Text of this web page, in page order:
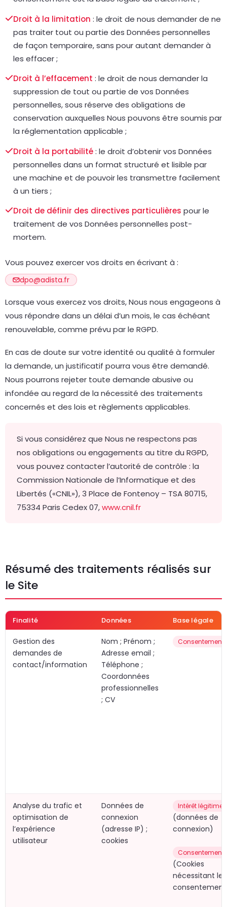
Droit à la limitation : le droit de nous demander de ne
pas traiter tout ou partie des Données personnelles
de façon temporaire, sans pour autant demander à
les effacer ;
Droit à l’effacement : le droit de nous demander la
suppression de tout ou partie de vos Données
personnelles, sous réserve des obligations de
conservation auxquelles Nous pouvons être soumis par
la réglementation applicable ;
Droit à la portabilité: le droit d’obtenir vos Données
personnelles dans un format structuré et lisible par
une machine et de pouvoir les transmettre facilement
à un tiers ;
Droit de définir des directives particulières pour le
traitement de vos Données personnelles post-
mortem.
Vous pouvez exercer vos droits en écrivant à :
dpo@adista.fr
Lorsque vous exercez vos droits, Nous nous engageons à
vous répondre dans un délai d’un mois, le cas échéant
renouvelable, comme prévu par le RGPD.
En cas de doute sur votre identité ou qualité à formuler
la demande, un justificatif pourra vous être demandé.
Nous pourrons rejeter toute demande abusive ou
infondée au regard de la nécessité des traitements
concernés et des lois et règlements applicables.
Si vous considérez que Nous ne respectons pas
nos obligations ou engagements au titre du RGPD,
vous pouvez contacter l’autorité de contrôle : la
Commission Nationale de l’Informatique et des
Libertés («CNIL»), 3 Place de Fontenoy – TSA 80715,
75334 Paris Cedex 07,www.cnil.fr
Résumé des traitements réalisés sur
le Site
Finalité Données Base légale
Gestion des
demandes de
contact/information
Nom ; Prénom ;
Adresse email ;
Téléphone ;
Coordonnées
professionnelles
; CV
Consentement
Analyse du trafic et
optimisation de
l’expérience
utilisateur
Données de
connexion
(adresse IP) ;
cookies
Intérêt légitime
(données de
connexion)
Consentement
(Cookies
nécessitant le